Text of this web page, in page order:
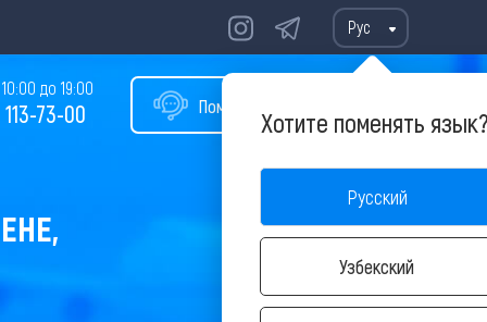
Рус
Хотите поменять
Русский
Узбекский
Помощь в подборе тура
до 19:00
73-00